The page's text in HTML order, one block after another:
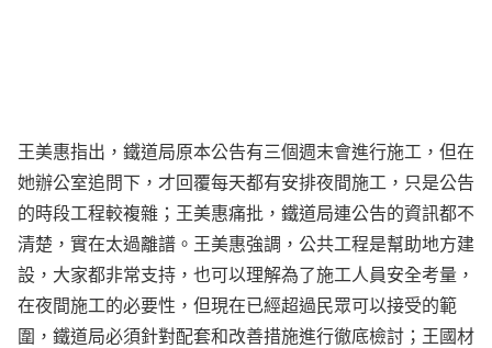
王美惠指出，鐵道局原本公告有三個週末會進行施工，但在
她辦公室追問下，才回覆每天都有安排夜間施工，只是公告
的時段工程較複雜；王美惠痛批，鐵道局連公告的資訊都不
清楚，實在太過離譜。王美惠強調，公共工程是幫助地方建
設，大家都非常支持，也可以理解為了施工人員安全考量，
在夜間施工的必要性，但現在已經超過民眾可以接受的範
圍，鐵道局必須針對配套和改善措施進行徹底檢討；王國材